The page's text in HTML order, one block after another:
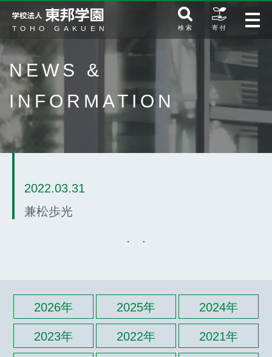
検 索 寄 付
NEWS &
INFORMATION
2022.03.31
兼松歩光
2026年 2025年 2024年
2023年 2022年 2021年